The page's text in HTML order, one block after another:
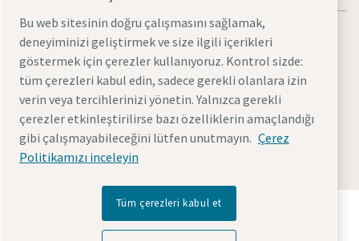
Yasal Uyarılar ve Gizlilik Bildirimleri Çerezleri yönet
Erişim kolaylığıSite haritası
© 2026 Atlas Copco AB
Atlas Copco Group'un geleceği dönüştüren teknolojiyi
nasıl sağladığını keşfedin.
Bu web sitesinin doğru çalışmasını sağlamak,
deneyiminizi geliştirmek ve size ilgili içerikleri
göstermek için çerezler kullanıyoruz. Kontrol sizde:
tüm çerezleri kabul edin, sadece gerekli olanlara izin
verin veya tercihlerinizi yönetin. Yalnızca gerekli
çerezler etkinleştirilirse bazı özelliklerin amaçlandığı
gibi çalışmayabileceğini lütfen unutmayın. Çerez
Politikamızı inceleyin
Tüm çerezleri kabul et